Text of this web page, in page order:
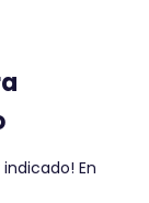
En